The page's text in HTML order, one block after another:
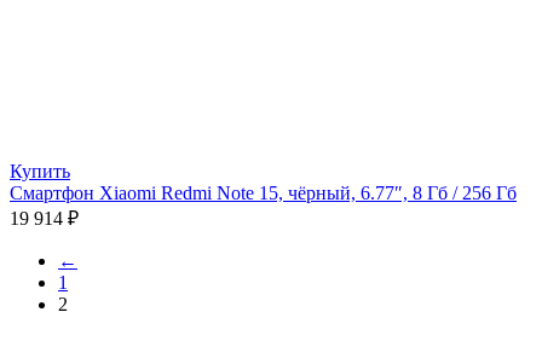
Купить
Смартфон Xiaomi Redmi Note 15, чёрный, 6.77″, 8 Гб / 256 Гб
19 914 ₽
←
1
2